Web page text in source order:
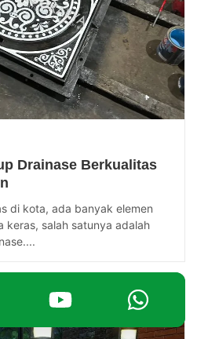
Drainase Berkualitas
di kota, ada banyak elemen
keras, salah satunya adalah